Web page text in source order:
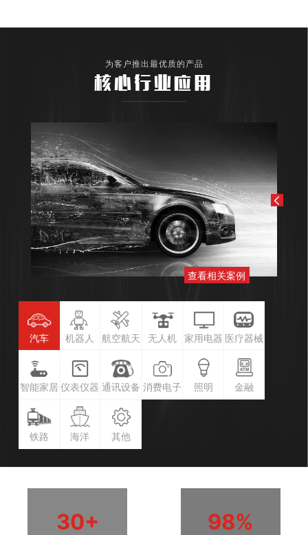
为客户推出最优质的产品
核心行业应用
查看相关案例
汽车 机器人 航空航天 无人机 家用电器 医疗器械
智能家居 仪表仪器 通讯设备 消费电子 照明 金融
铁路 海洋 其他
30+ 98%